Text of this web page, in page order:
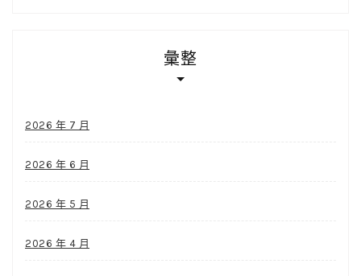
彙整
2026 年 7 月
2026 年 6 月
2026 年 5 月
2026 年 4 月